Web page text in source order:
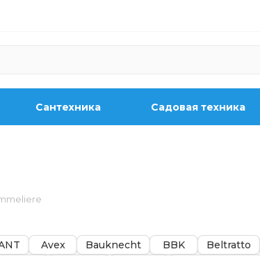
Сантехника Садовая техника
Avex Bauknecht BBK Beltratto